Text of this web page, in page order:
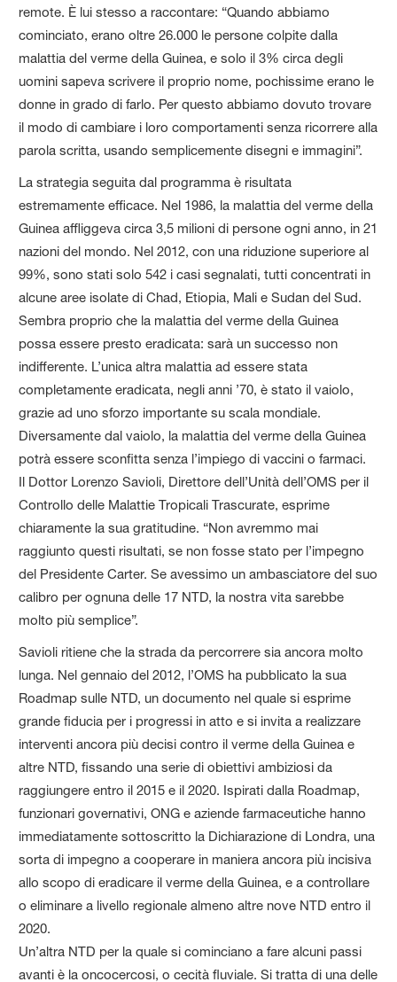
remote. È lui stesso a raccontare: “Quando abbiamo
cominciato, erano oltre 26.000 le persone colpite dalla
malattia del verme della Guinea, e solo il 3% circa degli
uomini sapeva scrivere il proprio nome, pochissime erano le
donne in grado di farlo. Per questo abbiamo dovuto trovare
il modo di cambiare i loro comportamenti senza ricorrere alla
parola scritta, usando semplicemente disegni e immagini”.
La strategia seguita dal programma è risultata
estremamente efficace. Nel 1986, la malattia del verme della
Guinea affliggeva circa 3,5 milioni di persone ogni anno, in 21
nazioni del mondo. Nel 2012, con una riduzione superiore al
99%, sono stati solo 542 i casi segnalati, tutti concentrati in
alcune aree isolate di Chad, Etiopia, Mali e Sudan del Sud.
Sembra proprio che la malattia del verme della Guinea
possa essere presto eradicata: sarà un successo non
indifferente. L’unica altra malattia ad essere stata
completamente eradicata, negli anni ’70, è stato il vaiolo,
grazie ad uno sforzo importante su scala mondiale.
Diversamente dal vaiolo, la malattia del verme della Guinea
potrà essere sconfitta senza l’impiego di vaccini o farmaci.
Il Dottor Lorenzo Savioli, Direttore dell’Unità dell’OMS per il
Controllo delle Malattie Tropicali Trascurate, esprime
chiaramente la sua gratitudine. “Non avremmo mai
raggiunto questi risultati, se non fosse stato per l’impegno
del Presidente Carter. Se avessimo un ambasciatore del suo
calibro per ognuna delle 17 NTD, la nostra vita sarebbe
molto più semplice”.
Savioli ritiene che la strada da percorrere sia ancora molto
lunga. Nel gennaio del 2012, l’OMS ha pubblicato la sua
Roadmap sulle NTD, un documento nel quale si esprime
grande fiducia per i progressi in atto e si invita a realizzare
interventi ancora più decisi contro il verme della Guinea e
altre NTD, fissando una serie di obiettivi ambiziosi da
raggiungere entro il 2015 e il 2020. Ispirati dalla Roadmap,
funzionari governativi, ONG e aziende farmaceutiche hanno
immediatamente sottoscritto la Dichiarazione di Londra, una
sorta di impegno a cooperare in maniera ancora più incisiva
allo scopo di eradicare il verme della Guinea, e a controllare
o eliminare a livello regionale almeno altre nove NTD entro il
2020.
Un’altra NTD per la quale si cominciano a fare alcuni passi
avanti è la oncocercosi, o cecità fluviale. Si tratta di una delle